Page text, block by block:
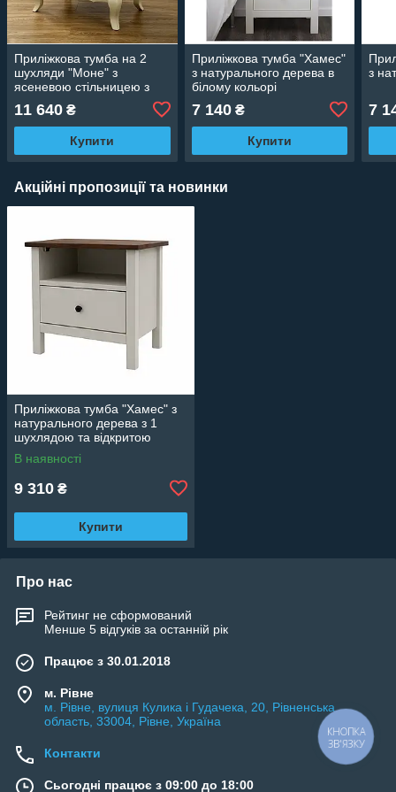
Приліжкова тумба на 2
шухляди "Моне" з
ясеневою стільницею з
натурального дерева клен
11 640 ₴
Купити
Приліжкова тумба "Хамес"
з натурального дерева в
білому кольорі
7 140₴
Купити
з
7
Акційні пропозиції та новинки
Приліжкова тумба "Хамес" з
натурального дерева з 1
шухлядою та відкритою
нішею для спальні
В наявності
9 310 ₴
Купити
Про нас
Рейтинг не сформований
Менше 5 відгуків за останній рік
Працює з 30.01.2018
м. Рівне
м. Рівне, вулиця Кулика і Гудачека, 20, Рівненська
область, 33004, Рівне, Україна
Контакти
Сьогодні працює з 09:00 до 18:00
КНОПКА
ЗВ'ЯЗКУ